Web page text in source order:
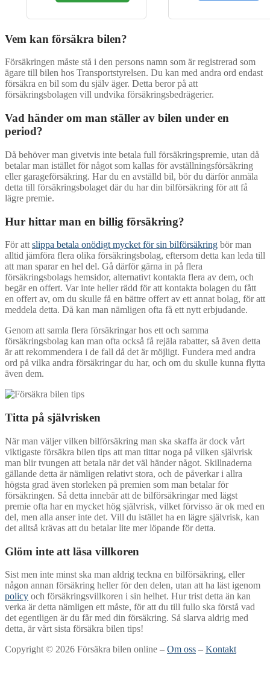
Vem kan försäkra bilen?
Försäkringen måste stå i den persons namn som är registrerad som
ägare till bilen hos Transportstyrelsen. Du kan med andra ord endast
försäkra en bil som du själv äger. Detta beror på att
försäkringsbolagen vill undvika försäkringsbedrägerier.
Vad händer om man ställer av bilen under en
period?
Då behöver man givetvis inte betala full försäkringspremie, utan då
betalar man istället för något som kallas för avställningsförsäkring
eller garageförsäkring. Har du en avställd bil, bör du därför anmäla
detta till försäkringsbolaget där du har din bilförsäkring för att få
lägre premie.
Hur hittar man en billig försäkring?
För att slippa betala onödigt mycket för sin bilförsäkring bör man
alltid jämföra flera olika försäkringsbolag, eftersom detta kan leda till
att man sparar en hel del. Gå därför gärna in på flera
försäkringsbolags hemsidor, alternativt kontakta flera av dem, och
begär en offert. Var inte heller rädd för att kontakta bolagen du fått
en offert av, om du skulle få en bättre offert av ett annat bolag, för att
meddela detta. Då kan man nämligen ofta få ett nytt erbjudande.
Genom att samla flera försäkringar hos ett och samma
försäkringsbolag kan man ofta också få rejäla rabatter, så även detta
är att rekommendera i de fall då det är möjligt. Fundera med andra
ord på vilka andra försäkringar du har, och om du skulle kunna flytta
även dem.
Titta på självrisken
När man väljer vilken bilförsäkring man ska skaffa är dock vårt
viktigaste försäkra bilen tips att man tittar noga på vilken självrisk
man blir tvungen att betala när det väl händer något. Skillnaderna
gällande detta är nämligen relativt stora, och de påverkar i allra
högsta grad även storleken på premien som man betalar för
försäkringen. Så detta innebär att de bilförsäkringar med lägst
premie ofta har en mycket hög självrisk, vilket förvisso är ok med en
del, men alla anser inte det. Vill du istället ha en lägre självrisk, kan
det alltså krävas att du betalar lite mer löpande för detta.
Glöm inte att läsa villkoren
Sist men inte minst ska man aldrig teckna en bilförsäkring, eller
någon annan försäkring heller för den delen, utan att ha läst igenom
policy och försäkringsvillkoren i sin helhet. Hur trist detta än kan
verka är detta nämligen ett måste, för att du till fullo ska förstå vad
det egentligen är du får med din försäkring. Så slarva aldrig med
detta, är vårt sista försäkra bilen tips!
Copyright © 2026 Försäkra bilen online – Om oss – Kontakt